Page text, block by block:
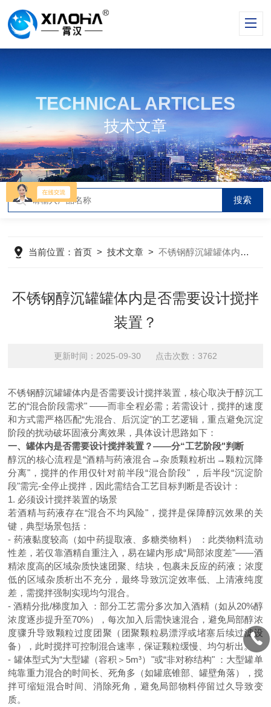
TECHNICAL ARTICLES
技术文章
当前位置：首页 >技术文章 >不锈钢醇沉罐罐体内是否需要设计搅拌装置？
不锈钢醇沉罐罐体内是否需要设计搅拌
装置？
更新时间：2025-09-30 点击次数：3762
不锈钢醇沉罐罐体内是否需要设计搅拌装置，核心取决于醇沉工
艺的“混合阶段需求" ——而非全程必需；若需设计，搅拌的速度
和方式需严格匹配“先混合、后沉淀"的工艺逻辑，重点避免沉淀
阶段的扰动破坏固液分离效果，具体设计思路如下：
一、罐体内是否需要设计搅拌装置？——分“工艺阶段"判断
醇沉的核心流程是“酒精与药液混合→杂质颗粒析出→颗粒沉降
分离"，搅拌的作用仅针对前半段“混合阶段" ，后半段“沉淀阶
段"需完-全停止搅拌，因此需结合工艺目标判断是否设计：
1. 必须设计搅拌装置的场景
若酒精与药液存在“混合不均风险"，搅拌是保障醇沉效果的关
键，典型场景包括：
- 药液黏度较高（如中药提取液、多糖类物料） ：此类物料流动
性差，若仅靠酒精自重注入，易在罐内形成“局部浓度差"——酒
精浓度高的区域杂质快速团聚、结块，包裹未反应的药液；浓度
低的区域杂质析出不充分，最终导致沉淀效率低、上清液纯度
差，需搅拌强制实现均匀混合。
- 酒精分批/梯度加入 ：部分工艺需分多次加入酒精（如从20%醇
浓度逐步提升至70%），每次加入后需快速混合，避免局部醇浓
度骤升导致颗粒过度团聚（团聚颗粒易漂浮或堵塞后续过滤设
备），此时搅拌可控制混合速率，保证颗粒缓慢、均匀析出。
- 罐体型式为“大型罐（容积＞5m³）"或“非对称结构" ：大型罐单
纯靠重力混合的时间长、死角多（如罐底锥部、罐壁角落），搅
拌可缩短混合时间、消除死角，避免局部物料停留过久导致变
质。